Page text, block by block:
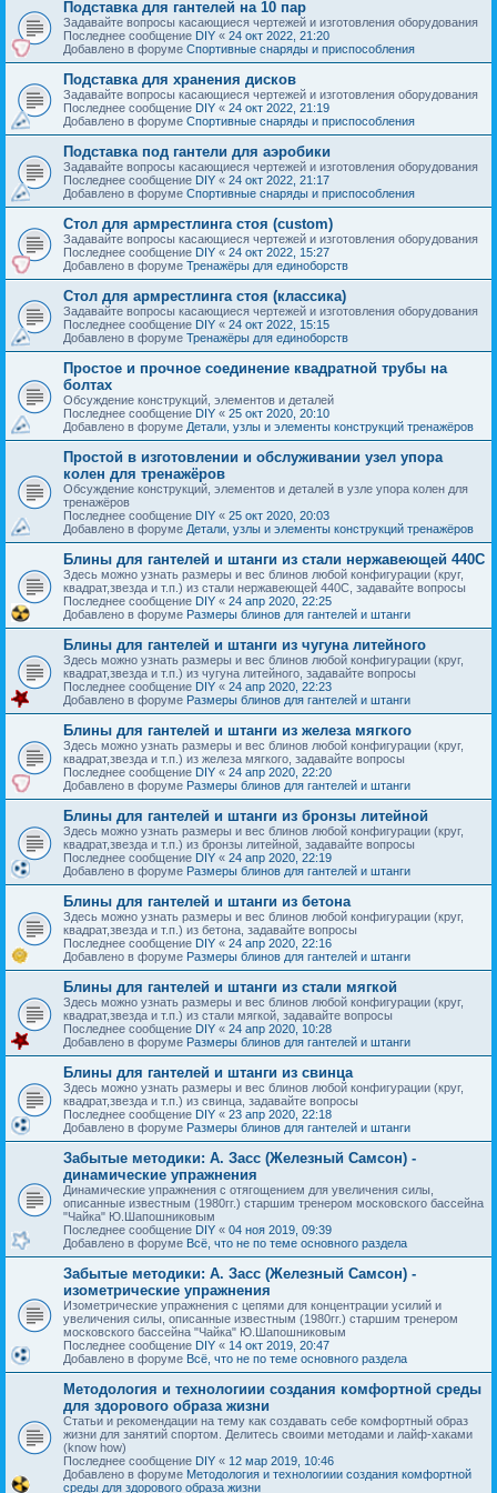
Подставка для гантелей на 10 пар
Задавайте вопросы касающиеся чертежей и изготовления оборудования
Последнее сообщение DIY « 24 окт 2022, 21:20
Добавлено в форуме Спортивные снаряды и приспособления
Подставка для хранения дисков
Задавайте вопросы касающиеся чертежей и изготовления оборудования
Последнее сообщение DIY « 24 окт 2022, 21:19
Добавлено в форуме Спортивные снаряды и приспособления
Подставка под гантели для аэробики
Задавайте вопросы касающиеся чертежей и изготовления оборудования
Последнее сообщение DIY « 24 окт 2022, 21:17
Добавлено в форуме Спортивные снаряды и приспособления
Стол для армрестлинга стоя (custom)
Задавайте вопросы касающиеся чертежей и изготовления оборудования
Последнее сообщение DIY « 24 окт 2022, 15:27
Добавлено в форуме Тренажёры для единоборств
Стол для армрестлинга стоя (классика)
Задавайте вопросы касающиеся чертежей и изготовления оборудования
Последнее сообщение DIY « 24 окт 2022, 15:15
Добавлено в форуме Тренажёры для единоборств
Простое и прочное соединение квадратной трубы на
болтах
Обсуждение конструкций, элементов и деталей
Последнее сообщение DIY « 25 окт 2020, 20:10
Добавлено в форуме Детали, узлы и элементы конструкций тренажёров
Простой в изготовлении и обслуживании узел упора
колен для тренажёров
Обсуждение конструкций, элементов и деталей в узле упора колен для
тренажёров
Последнее сообщение DIY « 25 окт 2020, 20:03
Добавлено в форуме Детали, узлы и элементы конструкций тренажёров
Блины для гантелей и штанги из стали нержавеющей 440С
Здесь можно узнать размеры и вес блинов любой конфигурации (круг,
квадрат,звезда и т.п.) из стали нержавеющей 440С, задавайте вопросы
Последнее сообщение DIY « 24 апр 2020, 22:25
Добавлено в форуме Размеры блинов для гантелей и штанги
Блины для гантелей и штанги из чугуна литейного
Здесь можно узнать размеры и вес блинов любой конфигурации (круг,
квадрат,звезда и т.п.) из чугуна литейного, задавайте вопросы
Последнее сообщение DIY « 24 апр 2020, 22:23
Добавлено в форуме Размеры блинов для гантелей и штанги
Блины для гантелей и штанги из железа мягкого
Здесь можно узнать размеры и вес блинов любой конфигурации (круг,
квадрат,звезда и т.п.) из железа мягкого, задавайте вопросы
Последнее сообщение DIY « 24 апр 2020, 22:20
Добавлено в форуме Размеры блинов для гантелей и штанги
Блины для гантелей и штанги из бронзы литейной
Здесь можно узнать размеры и вес блинов любой конфигурации (круг,
квадрат,звезда и т.п.) из бронзы литейной, задавайте вопросы
Последнее сообщение DIY « 24 апр 2020, 22:19
Добавлено в форуме Размеры блинов для гантелей и штанги
Блины для гантелей и штанги из бетона
Здесь можно узнать размеры и вес блинов любой конфигурации (круг,
квадрат,звезда и т.п.) из бетона, задавайте вопросы
Последнее сообщение DIY « 24 апр 2020, 22:16
Добавлено в форуме Размеры блинов для гантелей и штанги
Блины для гантелей и штанги из стали мягкой
Здесь можно узнать размеры и вес блинов любой конфигурации (круг,
квадрат,звезда и т.п.) из стали мягкой, задавайте вопросы
Последнее сообщение DIY « 24 апр 2020, 10:28
Добавлено в форуме Размеры блинов для гантелей и штанги
Блины для гантелей и штанги из свинца
Здесь можно узнать размеры и вес блинов любой конфигурации (круг,
квадрат,звезда и т.п.) из свинца, задавайте вопросы
Последнее сообщение DIY « 23 апр 2020, 22:18
Добавлено в форуме Размеры блинов для гантелей и штанги
Забытые методики: А. Засс (Железный Самсон) -
динамические упражнения
Динамические упражнения с отягощением для увеличения силы,
описанные известным (1980гг.) старшим тренером московского бассейна
"Чайка" Ю.Шапошниковым
Последнее сообщение DIY « 04 ноя 2019, 09:39
Добавлено в форуме Всё, что не по теме основного раздела
Забытые методики: А. Засс (Железный Самсон) -
изометрические упражнения
Изометрические упражнения с цепями для концентрации усилий и
увеличения силы, описанные известным (1980гг.) старшим тренером
московского бассейна "Чайка" Ю.Шапошниковым
Последнее сообщение DIY « 14 окт 2019, 20:47
Добавлено в форуме Всё, что не по теме основного раздела
Методология и технологиии создания комфортной среды
для здорового образа жизни
Статьи и рекомендации на тему как создавать себе комфортный образ
жизни для занятий спортом. Делитесь своими методами и лайф-хаками
(know how)
Последнее сообщение DIY « 12 мар 2019, 10:46
Добавлено в форуме Методология и технологиии создания комфортной
среды для здорового образа жизни